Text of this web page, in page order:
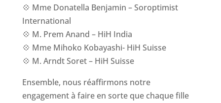
💠 Mme Donatella Benjamin – Soroptimist
International
💠 M. Prem Anand – HiH India
💠 Mme Mihoko Kobayashi- HiH Suisse
💠 M. Arndt Soret – HiH Suisse
Ensemble, nous réaffirmons notre
engagement à faire en sorte que chaque fille